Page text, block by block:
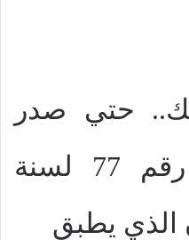
حتي صدر
قانون الميراث رقم 77 لسنة